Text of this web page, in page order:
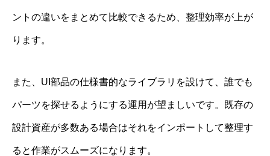
ントの違いをまとめて比較できるため、整理効率が上が
ります。
また、UI部品の仕様書的なライブラリを設けて、誰でも
パーツを探せるようにする運用が望ましいです。既存の
設計資産が多数ある場合はそれをインポートして整理す
ると作業がスムーズになります。